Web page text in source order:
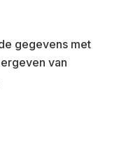
gegevens met
van